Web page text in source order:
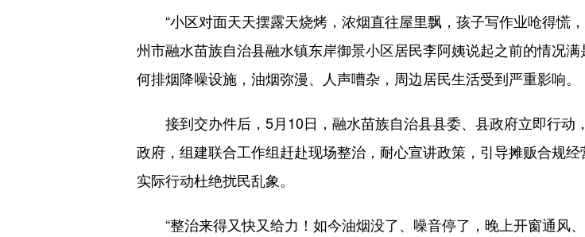
“小区对面天天摆露天烧烤，浓烟直往屋里飘，孩子写作业呛得慌
州市融水苗族自治县融水镇东岸御景小区居民李阿姨说起之前的情况
何排烟降噪设施，油烟弥漫、人声嘈杂，周边居民生活受到严重影响。
接到交办件后，5月10日，融水苗族自治县县委、县政府立即行动
政府，组建联合工作组赶赴现场整治，耐心宣讲政策，引导摊贩合规
实际行动杜绝扰民乱象。
“整治来得又快又给力！如今油烟没了、噪音停了，晚上开窗通风